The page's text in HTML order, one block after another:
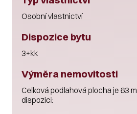
Osobní vlastnictví
Dispozice bytu
3+kk
Výměra nemovitosti
Celková podlahová plocha je 63
dispozici: